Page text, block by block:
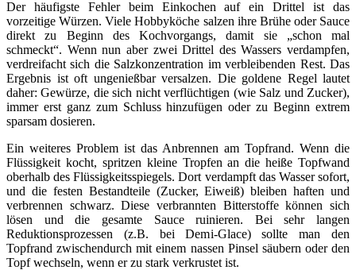
Der häufigste Fehler beim Einkochen auf ein Drittel ist das
vorzeitige Würzen. Viele Hobbyköche salzen ihre Brühe oder Sauce
direkt zu Beginn des Kochvorgangs, damit sie „schon mal
schmeckt“. Wenn nun aber zwei Drittel des Wassers verdampfen,
verdreifacht sich die Salzkonzentration im verbleibenden Rest. Das
Ergebnis ist oft ungenießbar versalzen. Die goldene Regel lautet
daher: Gewürze, die sich nicht verflüchtigen (wie Salz und Zucker),
immer erst ganz zum Schluss hinzufügen oder zu Beginn extrem
sparsam dosieren.
Ein weiteres Problem ist das Anbrennen am Topfrand. Wenn die
Flüssigkeit kocht, spritzen kleine Tropfen an die heiße Topfwand
oberhalb des Flüssigkeitsspiegels. Dort verdampft das Wasser sofort,
und die festen Bestandteile (Zucker, Eiweiß) bleiben haften und
verbrennen schwarz. Diese verbrannten Bitterstoffe können sich
lösen und die gesamte Sauce ruinieren. Bei sehr langen
Reduktionsprozessen (z.B. bei Demi-Glace) sollte man den
Topfrand zwischendurch mit einem nassen Pinsel säubern oder den
Topf wechseln, wenn er zu stark verkrustet ist.